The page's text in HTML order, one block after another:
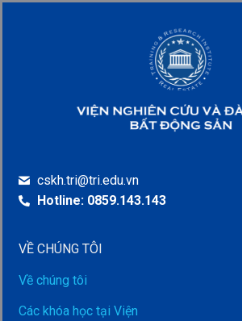
cskh.tri@tri.edu.vn
Hotline: 0859.143.143
VỀ CHÚNG TÔI
Về chúng tôi
Các khóa học tại Viện